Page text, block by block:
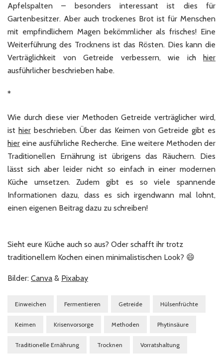
Apfelspalten – besonders interessant ist dies für
Gartenbesitzer. Aber auch trockenes Brot ist für Menschen
mit empfindlichem Magen bekömmlicher als frisches! Eine
Weiterführung des Trocknens ist das Rösten. Dies kann die
Verträglichkeit von Getreide verbessern, wie ich
hier
ausführlicher beschrieben habe.
*
Wie durch diese vier Methoden Getreide verträglicher wird,
ist hierbeschrieben. Über das Keimen von Getreide gibt es
hier eine ausführliche Recherche. Eine weitere Methoden der
Traditionellen Ernährung ist übrigens das Räuchern. Dies
lässt sich aber leider nicht so einfach in einer modernen
Küche umsetzen. Zudem gibt es so viele spannende
Informationen dazu, dass es sich irgendwann mal lohnt,
einen eigenen Beitrag dazu zu schreiben!
Sieht eure Küche auch so aus? Oder schafft ihr trotz
traditionellem Kochen einen minimalistischen Look? 😄
Bilder: Canva & Pixabay
Einweichen Fermentieren Getreide Hülsenfrüchte
Keimen Krisenvorsorge Methoden Phytinsäure
Traditionelle Ernährung Trocknen Vorratshaltung